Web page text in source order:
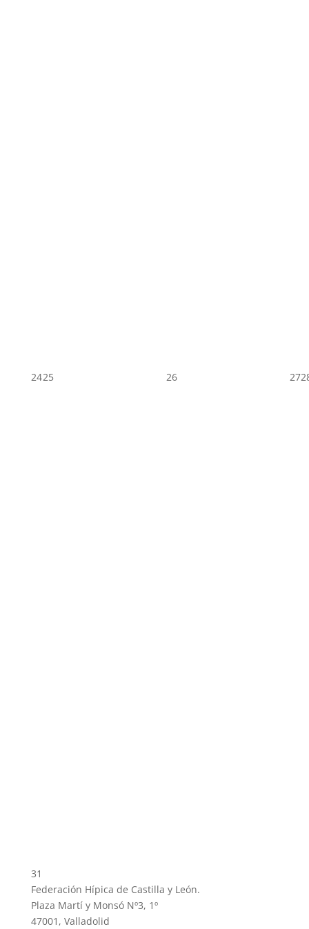
2425 26 27
31
Federación Hípica de Castilla y León.
Plaza Martí y Monsó Nº3, 1º
47001, Valladolid